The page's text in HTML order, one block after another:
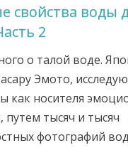
свойства воды
2
о талой воде.
Эмото,
как носителя
тысяч и тысяч
фотографий